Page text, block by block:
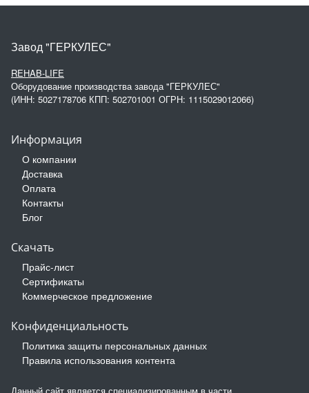
Завод "ГЕРКУЛЕС"
REHAB-LIFE
Оборудование производства завода "ГЕРКУЛЕС"
(ИНН: 5027178706 КПП: 502701001 ОГРН: 1115029012066)
Информация
О компании
Доставка
Оплата
Контакты
Блог
Скачать
Прайс-лист
Сертификаты
Коммерческое предложение
Конфиденциальность
Политика защиты персональных данных
Правила использования контента
Данный сайт является специализированным в части